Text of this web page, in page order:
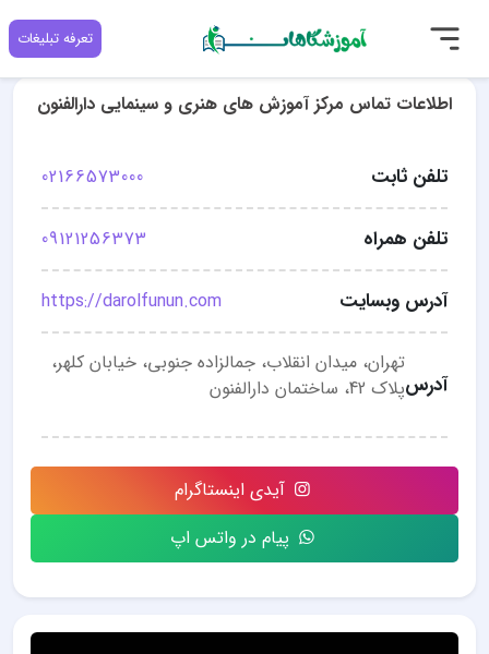
تعرفه تبلیغات
اطلاعات تماس مرکز آموزش های هنری و سینمایی دارالفنون
تلفن ثابت 02166573000
تلفن همراه 09121256373
آدرس وبسایت https://darolfunun.com
آدرس
تهران، میدان انقلاب، جمالزاده جنوبی، خیابان کلهر،
پلاک 42، ساختمان دارالفنون
آیدی اینستاگرام
پیام در واتس اپ